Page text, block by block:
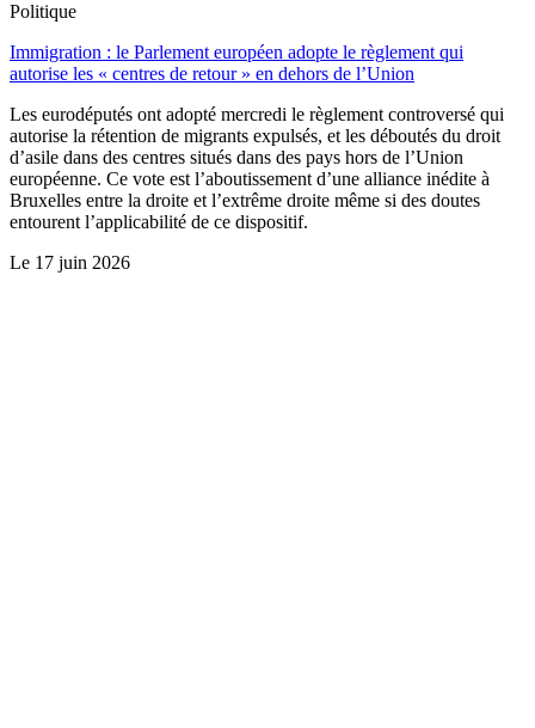
Politique
Immigration : le Parlement européen adopte le règlement qui
autorise les « centres de retour » en dehors de l’Union
Les eurodéputés ont adopté mercredi le règlement controversé qui
autorise la rétention de migrants expulsés, et les déboutés du droit
d’asile dans des centres situés dans des pays hors de l’Union
européenne. Ce vote est l’aboutissement d’une alliance inédite à
Bruxelles entre la droite et l’extrême droite même si des doutes
entourent l’applicabilité de ce dispositif.
Le 17 juin 2026